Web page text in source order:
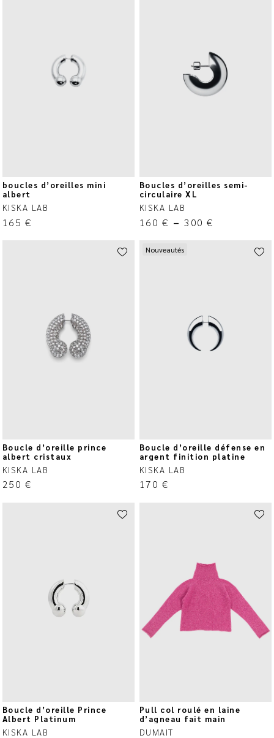
boucles d’oreilles mini
albert
KISKA LAB
165 €
Boucles d’oreilles semi-
circulaire XL
KISKA LAB
160 € – 300€
Boucle d’oreille prince
albert cristaux
KISKA LAB
250 €
Nouveautés
Boucle d’oreille défense en
argent finition platine
KISKA LAB
170 €
Boucle d’oreille Prince
Albert Platinum
KISKA LAB
Pull col roulé en laine
d’agneau fait main
DUMAIT